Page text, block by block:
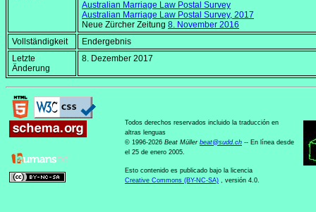
Australian Marriage Law Postal Survey
Australian Marriage Law Postal Survey, 2017
Neue Zürcher Zeitung 8. November 2016
Vollständigkeit
Endergebnis
Letzte
Änderung
8. Dezember 2017
Todos derechos reservados incluido la traducción en
altras lenguas
© 1996-2026 Beat Müller beat@sudd.ch -- En línea desde
el 25 de enero 2005.
Esto contenido es publicado bajo la licencia
Creative Commons (BY-NC-SA) , versión 4.0.